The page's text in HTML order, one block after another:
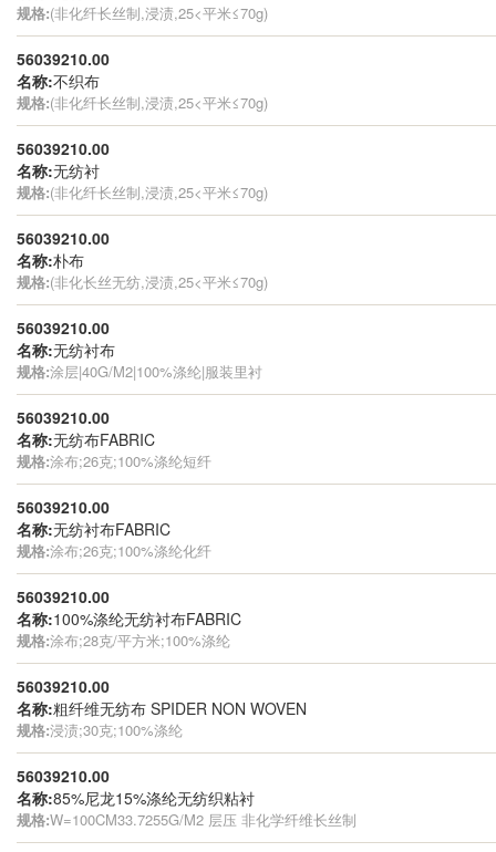
规格:(非化纤长丝制,浸渍,25<平米≤70g)
56039210.00
名称:不织布
规格:(非化纤长丝制,浸渍,25<平米≤70g)
56039210.00
名称:无纺衬
规格:(非化纤长丝制,浸渍,25<平米≤70g)
56039210.00
名称:朴布
规格:(非化长丝无纺,浸渍,25<平米≤70g)
56039210.00
名称:无纺衬布
规格:涂层|40G/M2|100%涤纶|服装里衬
56039210.00
名称:无纺布FABRIC
规格:涂布;26克;100%涤纶短纤
56039210.00
名称:无纺衬布FABRIC
规格:涂布;26克;100%涤纶化纤
56039210.00
名称:100%涤纶无纺衬布FABRIC
规格:涂布;28克/平方米;100%涤纶
56039210.00
名称:粗纤维无纺布 SPIDER NON WOVEN
规格:浸渍;30克;100%涤纶
56039210.00
名称:85%尼龙15%涤纶无纺织粘衬
规格:W=100CM33.7255G/M2 层压 非化学纤维长丝制